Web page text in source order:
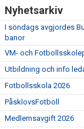
Nyhetsarkiv
I söndags avgjordes
banor
VM- och
Utbildning och info
Fotbollsskola 2026
PåsklovsFotboll
Medlemsavgift 2026